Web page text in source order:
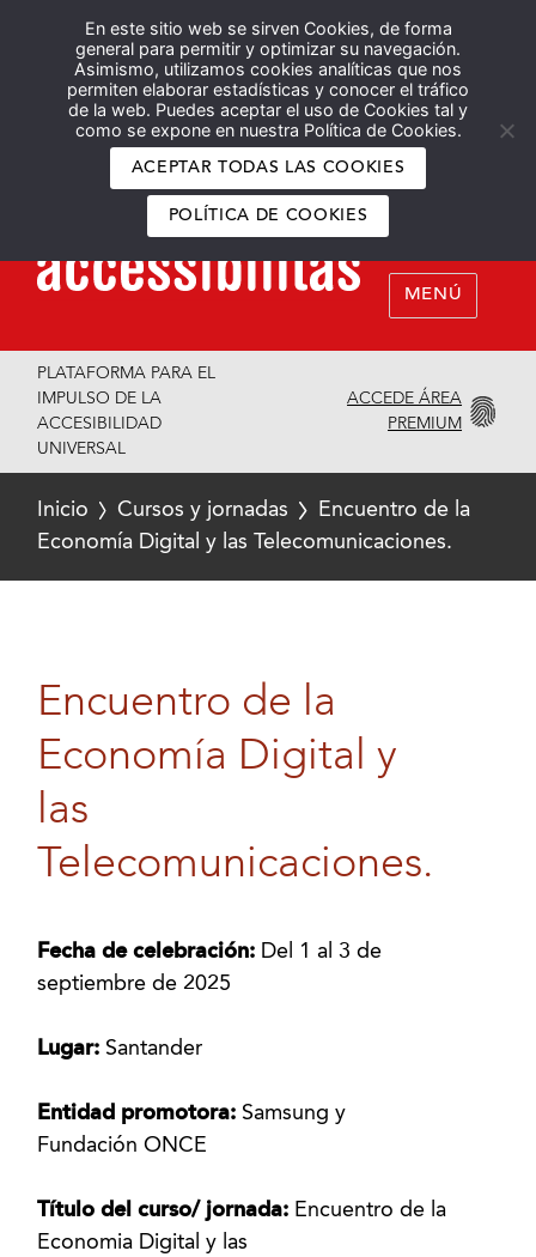
En este sitio web se sirven Cookies, de forma
general para permitir y optimizar su navegación.
Asimismo, utilizamos cookies analíticas que nos
permiten elaborar estadísticas y conocer el tráfico
de la web. Puedes aceptar el uso de Cookies tal y
como se expone en nuestra Política de Cookies.
ACEPTAR TODAS LAS COOKIES
POLÍTICA DE COOKIES
Español English
MENÚ
PLATAFORMA PARA EL
IMPULSO DE LA
ACCESIBILIDAD
UNIVERSAL
ACCEDE ÁREA
PREMIUM
Inicio Cursos y jornadas
Encuentro de la
Economía Digital y las Telecomunicaciones.
Encuentro de la
Economía Digital y
las
Telecomunicaciones.
Fecha de celebración: Del 1 al 3 de
septiembre de 2025
Lugar: Santander
Entidad promotora: Samsung y
Fundación ONCE
Título del curso/ jornada: Encuentro de la
Economia Digital y las